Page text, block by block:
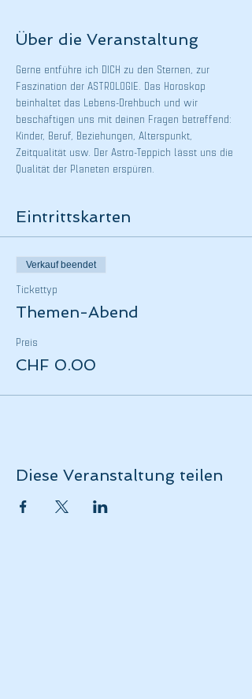
Über die Veranstaltung
Gerne entführe ich DICH zu den Sternen, zur
Faszination der ASTROLOGIE. Das Horoskop
beinhaltet das Lebens-Drehbuch und wir
beschäftigen uns mit deinen Fragen betreffend:
Kinder, Beruf, Beziehungen, Alterspunkt,
Zeitqualität usw. Der Astro-Teppich lässt uns die
Qualität der Planeten erspüren.
Eintrittskarten
Verkauf beendet
Tickettyp
Themen-Abend
Preis
CHF 0.00
Diese Veranstaltung teilen